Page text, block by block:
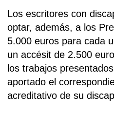
Los escritores con
optar, además, a los
5.000 euros para cada
un accésit de 2.500
los trabajos
aportado el
acreditativo de su